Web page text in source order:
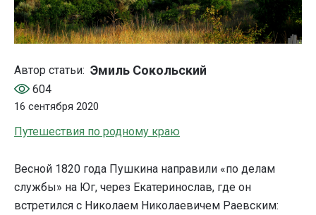
Автор статьи: Эмиль Сокольский
604
16 сентября 2020
Путешествия по родному краю
Весной 1820 года Пушкина направили «по делам
службы» на Юг, через Екатеринослав, где он
встретился с Николаем Николаевичем Раевским: